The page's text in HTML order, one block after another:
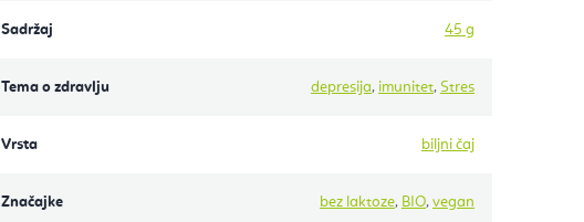
Sadržaj 45 g
Tema o zdravlju depresija, imunitet, Stres
Vrsta biljni čaj
Značajke bez laktoze, BIO, vegan